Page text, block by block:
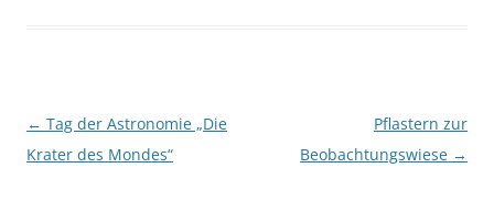
Beitragsnavigation
← Tag der Astronomie „Die
Krater des Mondes“
Pflastern zur
Beobachtungswiese →